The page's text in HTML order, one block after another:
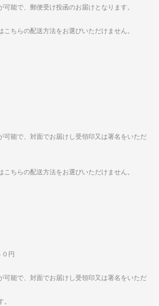
能で、郵便受け投函のお届けとなります。
ちらの配送方法をお選びいただけません。
可能で、対面でお届けし受領印又は署名をいただ
ちらの配送方法をお選びいただけません。
０円
可能で、対面でお届けし受領印又は署名をいただ